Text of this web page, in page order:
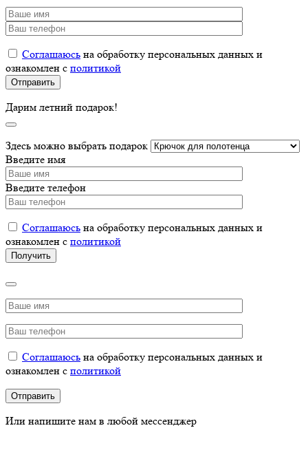
Соглашаюсь на обработку персональных данных и
ознакомлен с политикой
Дарим летний подарок!
Здесь можно выбрать подарок
Введите имя
Введите телефон
Соглашаюсь на обработку персональных данных и
ознакомлен с политикой
Соглашаюсь на обработку персональных данных и
ознакомлен с политикой
Или напишите нам в любой мессенджер